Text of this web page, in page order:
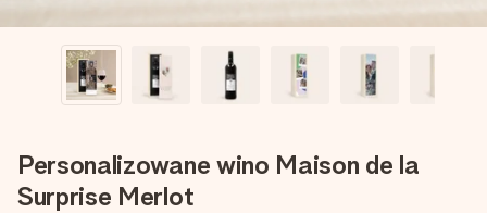
Personalizowane wino Maison de la
Surprise Merlot